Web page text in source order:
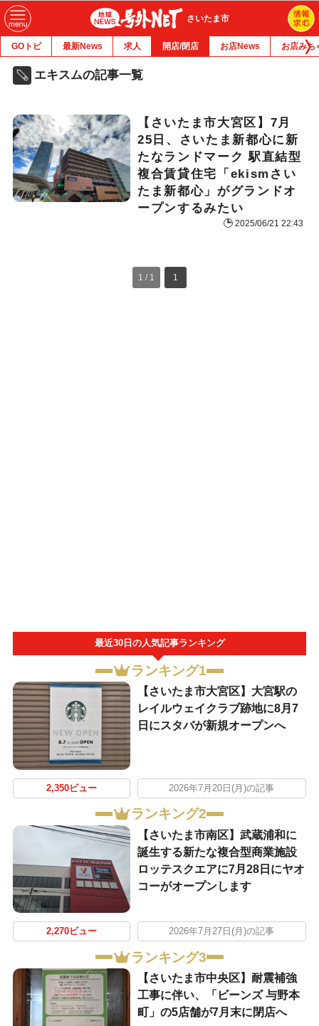
さいたま市
GOトピ 最新News 求人 開店/閉店 お店News お店みち
エキスムの記事一覧
【さいたま市大宮区】7月
25日、さいたま新都心に新
たなランドマーク 駅直結型
複合賃貸住宅「ekismさい
たま新都心」がグランドオ
ープンするみたい
2025/06/21 22:43
1 / 1 1
最近30日の人気記事ランキング
ランキング1
【さいたま市大宮区】大宮駅の
レイルウェイクラブ跡地に8月7
日にスタバが新規オープンへ
2,350ビュー 2026年7月20日(月)の記事
ランキング2
【さいたま市南区】武蔵浦和に
誕生する新たな複合型商業施設
ロッテスクエアに7月28日にヤオ
コーがオープンします
2,270ビュー 2026年7月27日(月)の記事
ランキング3
【さいたま市中央区】耐震補強
工事に伴い、「ビーンズ 与野本
町」の5店舗が7月末に閉店へ